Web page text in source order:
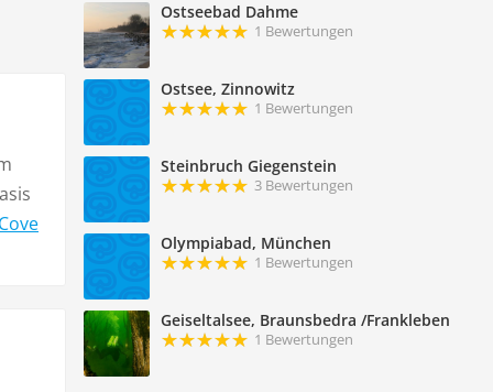
Ostseebad Dahme
1 Bewertungen
Ostsee, Zinnowitz
1 Bewertungen
Steinbruch Giegenstein
3 Bewertungen
Olympiabad, München
1 Bewertungen
Geiseltalsee, Braunsbedra /Frankleben
1 Bewertungen